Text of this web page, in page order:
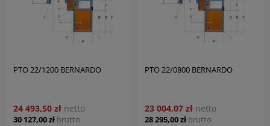
PTO 22/1200 BERNARDO
30 127,00 zł brutto
24 493,50 zł netto
PTO 22/0800 BERNARDO
28 295,00 zł brutto
23 004,07 zł netto